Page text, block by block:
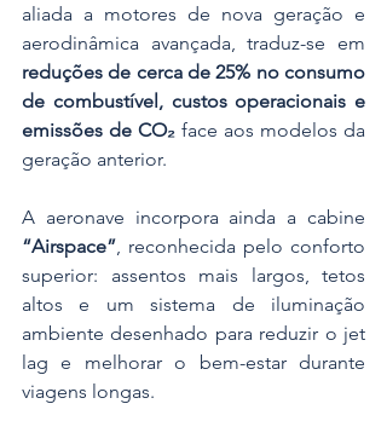
aliada a motores de nova geração e
reduções de cerca de 25% no consumo
de combustível, custos operacionais e
emissões de CO₂ face aos modelos da
geração anterior.
“Airspace”, reconhecida pelo conforto
superior: assentos mais largos, tetos
altos e um sistema de iluminação
ambiente desenhado para reduzir o jet
lag e melhorar o bem-estar durante
viagens longas.